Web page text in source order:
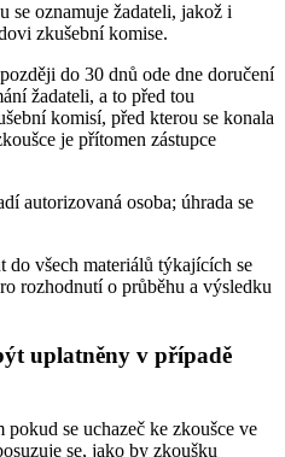
se oznamuje žadateli, jakož i
zkušební komise.
do 30 dnů ode dne doručení
žadateli, a to před tou
komisí, před kterou se konala
je přítomen zástupce
autorizovaná osoba; úhrada se
do všech materiálů týkajících se
rozhodnutí o průběhu a výsledku
uplatněny v případě
pokud se uchazeč ke zkoušce ve
se, jako by zkoušku